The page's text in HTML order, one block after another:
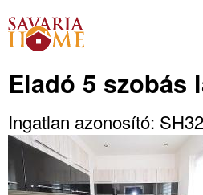
Eladó 5 szobás
Ingatlan azonosító: